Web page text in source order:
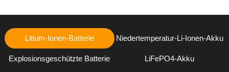
Litium-Ionen-Batterie Niedertemperatur-Li-Ionen-Akku
Explosionsgeschützte Batterie LiFePO4-Akku